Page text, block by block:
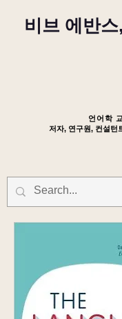
비브 에반스,
언어학
저자, 연구원, 컨설턴